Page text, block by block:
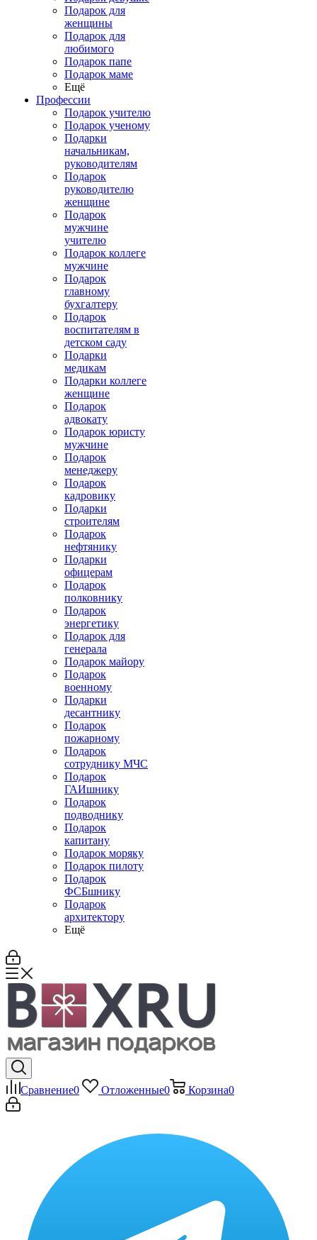
Подарок для
женщины
Подарок для
любимого
Подарок папе
Подарок маме
Ещё
Профессии
Подарок учителю
Подарок ученому
Подарки
начальникам,
руководителям
Подарок
руководителю
женщине
Подарок
мужчине
учителю
Подарок коллеге
мужчине
Подарок
главному
бухгалтеру
Подарок
воспитателям в
детском саду
Подарки
медикам
Подарки коллеге
женщине
Подарок
адвокату
Подарок юристу
мужчине
Подарок
менеджеру
Подарок
кадровику
Подарки
строителям
Подарок
нефтянику
Подарки
офицерам
Подарок
полковнику
Подарок
энергетику
Подарок для
генерала
Подарок майору
Подарок
военному
Подарки
десантнику
Подарок
пожарному
Подарок
сотруднику МЧС
Подарок
ГАИшнику
Подарок
подводнику
Подарок
капитану
Подарок моряку
Подарок пилоту
Подарок
ФСБшнику
Подарок
архитектору
Ещё
Сравнение0 Отложенные0 Корзина0